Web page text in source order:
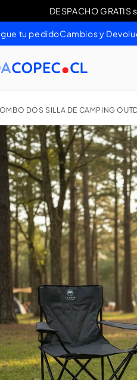
DESPACHO
tu pedidoCambios y
DOS SILLA DE CAMPING